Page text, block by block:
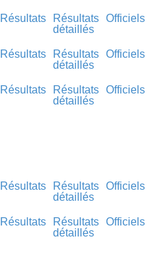
Résultats
Résultats
détaillés
Officiels
Résultats
Résultats
détaillés
Officiels
Résultats
Résultats
détaillés
Officiels
Résultats
Résultats
détaillés
Officiels
Résultats
Résultats
détaillés
Officiels